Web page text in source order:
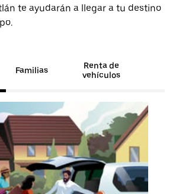
te ayudarán a llegar a tu destino
Familias
Renta de
vehículos